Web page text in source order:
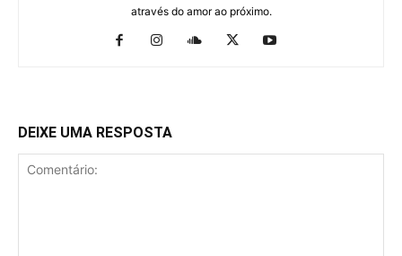
através do amor ao próximo.
DEIXE UMA RESPOSTA